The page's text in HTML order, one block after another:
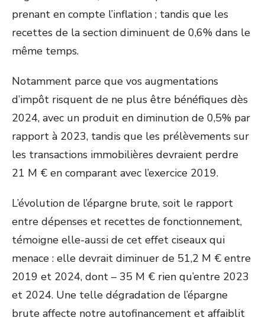
prenant en compte l’inflation ; tandis que les
recettes de la section diminuent de 0,6% dans le
même temps.
Notamment parce que vos augmentations
d’impôt risquent de ne plus être bénéfiques dès
2024, avec un produit en diminution de 0,5% par
rapport à 2023, tandis que les prélèvements sur
les transactions immobilières devraient perdre
21 M € en comparant avec l’exercice 2019.
L’évolution de l’épargne brute, soit le rapport
entre dépenses et recettes de fonctionnement,
témoigne elle-aussi de cet effet ciseaux qui
menace : elle devrait diminuer de 51,2 M € entre
2019 et 2024, dont – 35 M € rien qu’entre 2023
et 2024. Une telle dégradation de l’épargne
brute affecte notre autofinancement et affaiblit